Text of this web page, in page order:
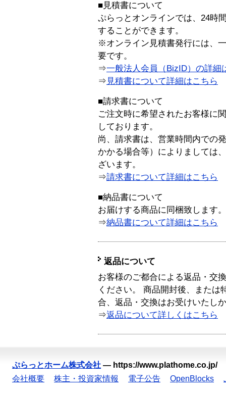
■見積書について
ぷらっとオンラインでは、24時
することができます。
※オンライン見積書発行には、
要です。
⇒一般法人会員（BizID）の詳細
⇒ 見積書について詳細はこちら
■請求書について
ご注文時に希望されたお客様に
しております。
尚、請求書は、営業時間内での
かかる場合等）によりましては
ざいます。
⇒請求書について詳細はこちら
■納品書について
お届けする商品に同梱致します。
⇒納品書について詳細はこちら
返品について
お客様のご都合による返品・交
ください。 商品開封後、または
合、返品・交換はお受けいたし
⇒返品について詳しくはこちら
ぷらっとホーム株式会社 — https://www.plathome.co.jp/
会社概要
株主・投資家情報 電子公告 OpenBlocks